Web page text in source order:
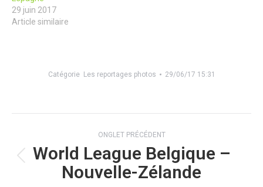
29 juin 2017
Article similaire
Catégorie Les reportages photos 29/06/17 15:31
de
commentaire
ONGLET PRÉCÉDENT
Onglet
précédent
World League Belgique –
Nouvelle-Zélande